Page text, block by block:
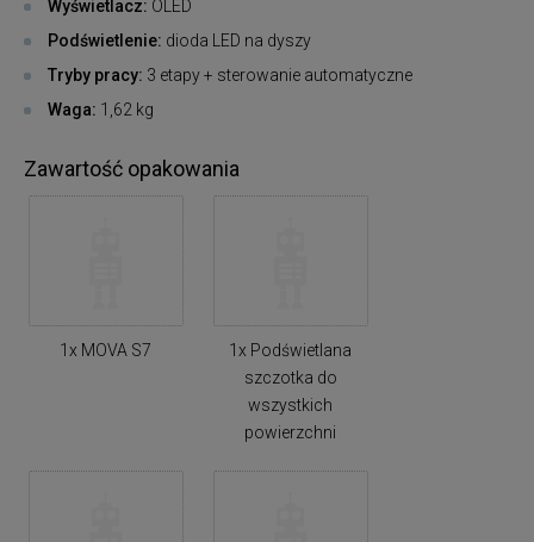
Wyświetlacz: OLED
Podświetlenie: dioda LED na dyszy
Tryby pracy: 3 etapy + sterowanie automatyczne
Waga: 1,62 kg
Zawartość opakowania
1x MOVA S7
1x Podświetlana
szczotka do
wszystkich
powierzchni